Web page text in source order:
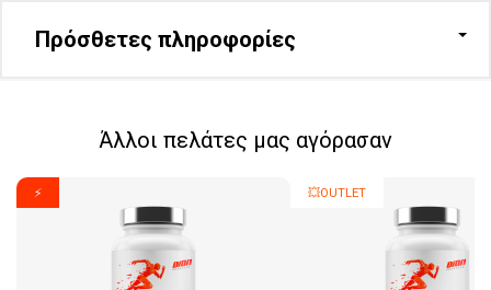
Πρόσθετες πληροφορίες
Άλλοι πελάτες μας αγόρασαν
⚡ 💥OUTLET